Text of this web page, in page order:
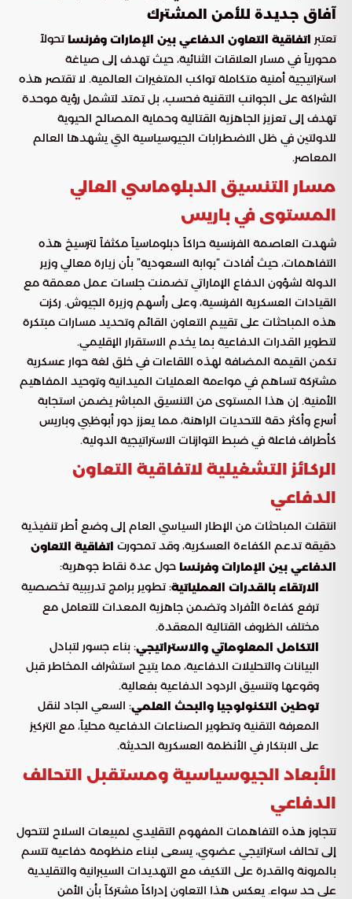
آفاق جديدة للأمن المشترك
تعتبر اتفاقية التعاون الدفاعي بين الإمارات وفرنسا تحولاً
محورياً في مسار العلاقات الثنائية، حيث تهدف إلى صياغة
استراتيجية أمنية متكاملة تواكب المتغيرات العالمية. لا تقتصر هذه
الشراكة على الجوانب التقنية فحسب، بل تمتد لتشمل رؤية موحدة
تهدف إلى تعزيز الجاهزية القتالية وحماية المصالح الحيوية
للدولتين في ظل الاضطرابات الجيوسياسية التي يشهدها العالم
المعاصر.
مسار التنسيق الدبلوماسي العالي
المستوى في باريس
شهدت العاصمة الفرنسية حراكاً دبلوماسياً مكثفاً لترسيخ هذه
التفاهمات، حيث أفادت “بوابة السعودية” بأن زيارة معالي وزير
الدولة لشؤون الدفاع الإماراتي تضمنت جلسات عمل معمقة مع
القيادات العسكرية الفرنسية، وعلى رأسهم وزيرة الجيوش. ركزت
هذه المباحثات على تقييم التعاون القائم وتحديد مسارات مبتكرة
لتطوير القدرات الدفاعية بما يخدم الاستقرار الإقليمي.
تكمن القيمة المضافة لهذه اللقاءات في خلق لغة حوار عسكرية
مشتركة تساهم في مواءمة العمليات الميدانية وتوحيد المفاهيم
الأمنية. إن هذا المستوى من التنسيق المباشر يضمن استجابة
أسرع وأكثر دقة للتحديات الراهنة، مما يعزز دور أبوظبي وباريس
كأطراف فاعلة في ضبط التوازنات الاستراتيجية الدولية.
الركائز التشغيلية لاتفاقية التعاون
الدفاعي
انتقلت المباحثات من الإطار السياسي العام إلى وضع أطر تنفيذية
دقيقة تدعم الكفاءة العسكرية، وقد تمحورت اتفاقية التعاون
الدفاعي بين الإمارات وفرنسا حول عدة نقاط جوهرية:
الارتقاء بالقدرات العملياتية: تطوير برامج تدريبية تخصصية
ترفع كفاءة الأفراد وتضمن جاهزية المعدات للتعامل مع
مختلف الظروف القتالية المعقدة.
التكامل المعلوماتي والاستراتيجي: بناء جسور لتبادل
البيانات والتحليلات الدفاعية، مما يتيح استشراف المخاطر قبل
وقوعها وتنسيق الردود الدفاعية بفعالية.
توطين التكنولوجيا والبحث العلمي: السعي الجاد لنقل
المعرفة التقنية وتطوير الصناعات الدفاعية محلياً، مع التركيز
على الابتكار في الأنظمة العسكرية الحديثة.
الأبعاد الجيوسياسية ومستقبل التحالف
الدفاعي
تتجاوز هذه التفاهمات المفهوم التقليدي لمبيعات السلاح لتتحول
إلى تحالف استراتيجي عضوي، يسعى لبناء منظومة دفاعية تتسم
بالمرونة والقدرة على التكيف مع التهديدات السيبرانية والتقليدية
على حد سواء. يعكس هذا التعاون إدراكاً مشتركاً بأن الأمن